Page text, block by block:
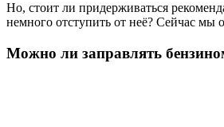
Но, стоит ли придерживаться
немного отступить от неё? Сейчас мы
Можно ли заправлять